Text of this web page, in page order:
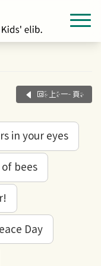
回上一頁
in your eyes
bees
Day